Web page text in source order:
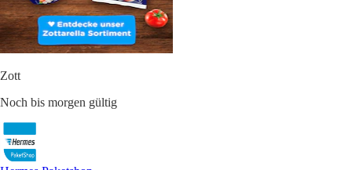
Zott
Noch bis morgen gültig